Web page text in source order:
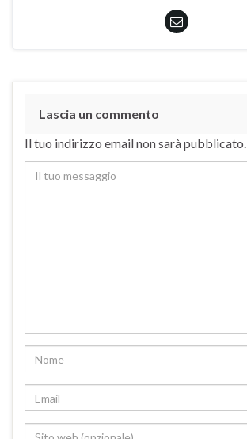
Lascia un commento
Il tuo indirizzo email non sarà pubblicato.